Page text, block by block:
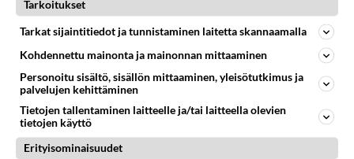
Vastattu 1v
Monet käyttävät piraatti vers. ja itkevät kun eivät toimi?
Miksi eivät vain elä sen kolikon maksavalla hinnalla?
Miten köyhä ihmisen pitää olla että hankki
toimimatonta ja maksaa ...
22.02.2025 19:57
Tarkoitukset
Tarkat sijaintitiedot ja tunnistaminen laitetta skannaamalla
Kohdennettu mainonta ja mainonnan mittaaminen
Personoitu sisältö, sisällön mittaaminen, yleisötutkimus ja
palvelujen kehittäminen
Tietojen tallentaminen laitteelle ja/tai laitteella olevien
tietojen käyttö
Erityisominaisuudet